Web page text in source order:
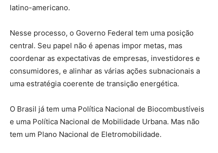
latino-americano.
Nesse processo, o Governo Federal tem uma posição
central. Seu papel não é apenas impor metas, mas
coordenar as expectativas de empresas, investidores e
consumidores, e alinhar as várias ações subnacionais a
uma estratégia coerente de transição energética.
O Brasil já tem uma Política Nacional de Biocombustíveis
e uma Política Nacional de Mobilidade Urbana. Mas não
tem um Plano Nacional de Eletromobilidade.